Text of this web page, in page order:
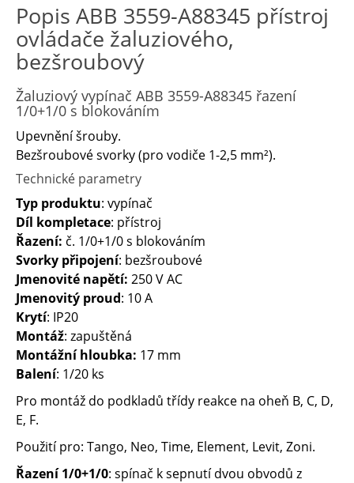
Popis ABB 3559-A88345 přístroj
ovládače žaluziového,
bezšroubový
Žaluziový vypínač ABB 3559-A88345 řazení
1/0+1/0 s blokováním
Upevnění šrouby.
Bezšroubové svorky (pro vodiče 1-2,5 mm²).
Technické parametry
Typ produktu: vypínač
Díl kompletace: přístroj
Řazení: č. 1/0+1/0 s blokováním
Svorky připojení: bezšroubové
Jmenovité napětí: 250 V AC
Jmenovitý proud: 10 A
Krytí: IP20
Montáž: zapuštěná
Montážní hloubka: 17 mm
Balení: 1/20 ks
Pro montáž do podkladů třídy reakce na oheň B, C, D,
E, F.
Použití pro: Tango, Neo, Time, Element, Levit, Zoni.
Řazení 1/0+1/0: spínač k sepnutí dvou obvodů z